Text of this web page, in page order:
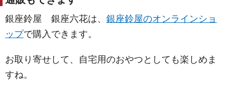
銀座鈴屋 銀座六花は、 銀座鈴屋のオンラインショ
ップで購入できます。
お取り寄せして、自宅用のおやつとしても楽しめま
すね。